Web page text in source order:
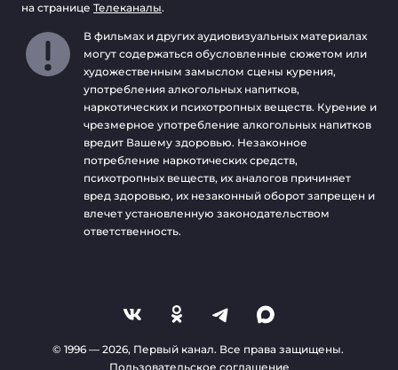
на странице Телеканалы.
В фильмах и других аудиовизуальных материалах
могут содержаться обусловленные сюжетом или
художественным замыслом сцены курения,
употребления алкогольных напитков,
наркотических и психотропных веществ. Курение и
чрезмерное употребление алкогольных напитков
вредит Вашему здоровью. Незаконное
потребление наркотических средств,
психотропных веществ, их аналогов причиняет
вред здоровью, их незаконный оборот запрещен и
влечет установленную законодательством
ответственность.
© 1996 — 2026, Первый канал. Все права защищены.
Пользовательское соглашение